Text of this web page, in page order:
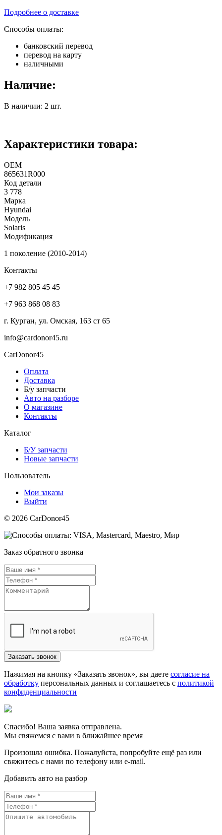
Подробнее о доставке
Способы оплаты:
банковский перевод
перевод на карту
наличными
Наличие:
В наличии: 2 шт.
Характеристики товара:
ОЕМ
865631R000
Код детали
3 778
Марка
Hyundai
Модель
Solaris
Модификация
1 поколение (2010-2014)
Контакты
+7 982 805 45 45
+7 963 868 08 83
г. Курган, ул. Омская, 163 ст 65
info@cardonor45.ru
CarDonor45
Оплата
Доставка
Б/у запчасти
Авто на разборе
О магазине
Контакты
Каталог
Б/У запчасти
Новые запчасти
Пользователь
Мои заказы
Выйти
© 2026 CarDonor45
Заказ обратного звонка
Нажимая на кнопку «Заказать звонок», вы даете согласие на
обработку персональных данных и соглашаетесь c политикой
конфиденциальности
Спасибо! Ваша заявка отправлена.
Мы свяжемся с вами в ближайшее время
Произошла ошибка. Пожалуйста, попробуйте ещё раз или
свяжитесь с нами по телефону или e-mail.
Добавить авто на разбор